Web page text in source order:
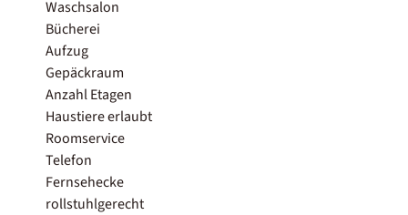
Waschsalon
Bücherei
Aufzug
Gepäckraum
Anzahl Etagen
Haustiere erlaubt
Roomservice
Telefon
Fernsehecke
rollstuhlgerecht